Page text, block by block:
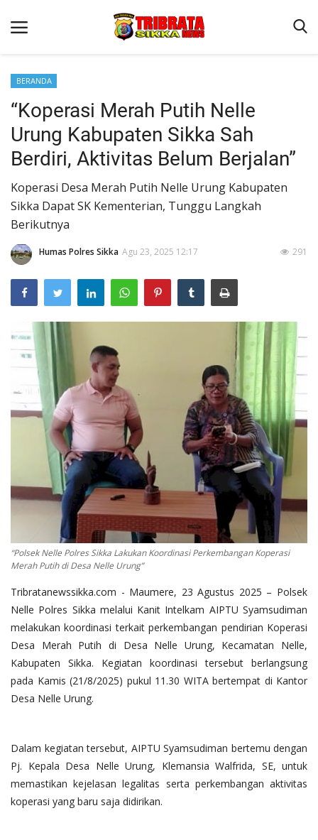
Beranda
Terms & Conditions
Reskrim
Binkam
Polisi Kita
Giat Ops
BERANDA
“Koperasi Merah Putih Nelle
Urung Kabupaten Sikka Sah
Berdiri, Aktivitas Belum Berjalan”
Koperasi Desa Merah Putih Nelle Urung Kabupaten
Sikka Dapat SK Kementerian, Tunggu Langkah
Berikutnya
Humas Polres Sikka Agu 23, 2025 12:17 291
“Polsek Nelle Polres Sikka Lakukan Koordinasi Perkembangan Koperasi
Merah Putih di Desa Nelle Urung”
Tribratanewssikka.com - Maumere, 23 Agustus 2025 – Polsek
Nelle Polres Sikka melalui Kanit Intelkam AIPTU Syamsudiman
melakukan koordinasi terkait perkembangan pendirian Koperasi
Desa Merah Putih di Desa Nelle Urung, Kecamatan Nelle,
Kabupaten Sikka. Kegiatan koordinasi tersebut berlangsung
pada Kamis (21/8/2025) pukul 11.30 WITA bertempat di Kantor
Desa Nelle Urung.
Dalam kegiatan tersebut, AIPTU Syamsudiman bertemu dengan
Pj. Kepala Desa Nelle Urung, Klemansia Walfrida, SE, untuk
memastikan kejelasan legalitas serta perkembangan aktivitas
koperasi yang baru saja didirikan.